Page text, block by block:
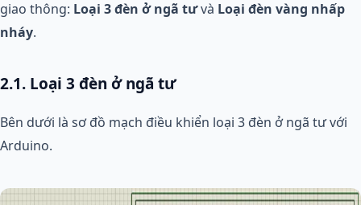
giao thông: Loại 3 đèn ở ngã tưvà Loại đèn vàng nhấp
nháy.
2.1. Loại 3 đèn ở ngã tư
Bên dưới là sơ đồ mạch điều khiển loại 3 đèn ở ngã tư với
Arduino.